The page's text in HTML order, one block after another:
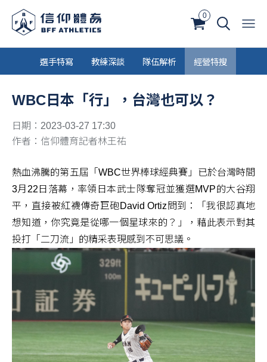
0
選手特寫 教練深談 隊伍解析 經營特搜
WBC日本「行」，台灣也可以？
日期：2023-03-27 17:30
作者：信仰體育記者林王祐
熱血沸騰的第五屆「WBC世界棒球經典賽」已於台灣時間
3月22日落幕，率領日本武士隊奪冠並獲選MVP的大谷翔
平，直接被紅襪傳奇巨砲David Ortiz問到：「我很認真地
想知道，你究竟是從哪一個星球來的？」，藉此表示對其
投打「二刀流」的精采表現感到不可思議。